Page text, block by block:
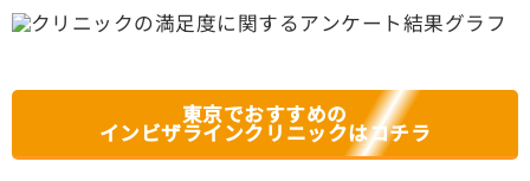
東京でおすすめの
インビザラインクリニックはコチラ